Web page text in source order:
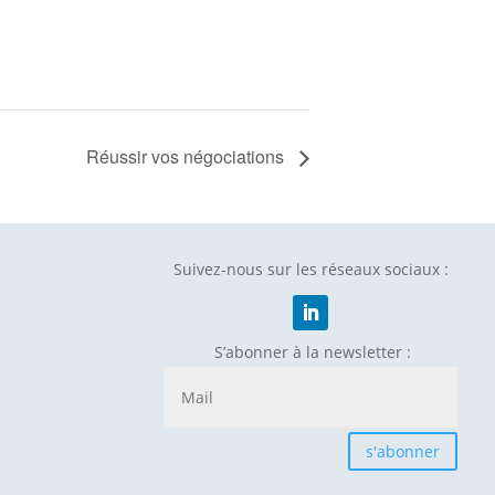
Réussir vos négociations
Suivez-nous sur les réseaux sociaux :
S’abonner à la newsletter :
s'abonner